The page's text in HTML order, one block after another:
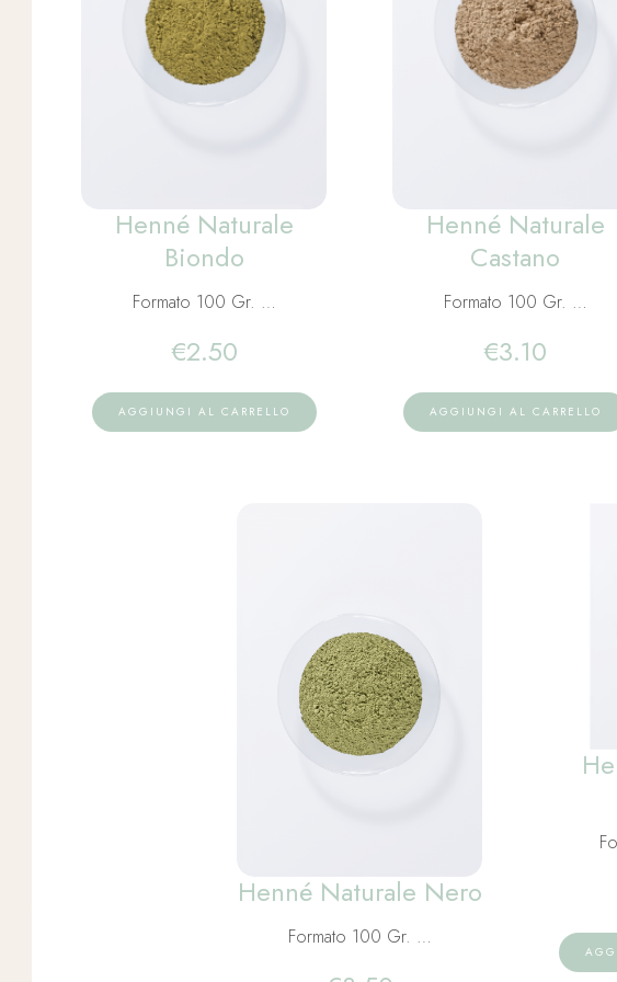
Henné Naturale
Biondo
Formato 100 Gr. …
€2.50
AGGIUNGI AL CARRELLO
Henné Naturale
Castano
Formato 100 Gr. …
€3.10
AGGIUNGI AL CARRELLO
Henné Naturale Nero
Formato 100 Gr. …